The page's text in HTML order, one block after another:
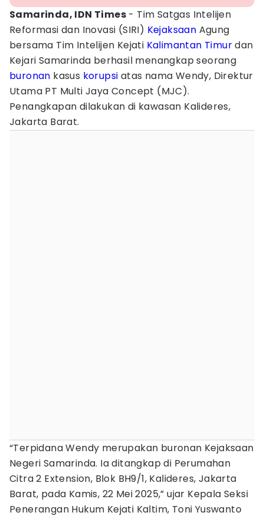
Samarinda, IDN Times - Tim Satgas Intelijen
Reformasi dan Inovasi (SIRI) Kejaksaan Agung
bersama Tim Intelijen Kejati Kalimantan Timurdan
Kejari Samarinda berhasil menangkap seorang
buronan kasus korupsi atas nama Wendy, Direktur
Utama PT Multi Jaya Concept (MJC).
Penangkapan dilakukan di kawasan Kalideres,
Jakarta Barat.
“Terpidana Wendy merupakan buronan Kejaksaan
Negeri Samarinda. Ia ditangkap di Perumahan
Citra 2 Extension, Blok BH9/1, Kalideres, Jakarta
Barat, pada Kamis, 22 Mei 2025,” ujar Kepala Seksi
Penerangan Hukum Kejati Kaltim, Toni Yuswanto